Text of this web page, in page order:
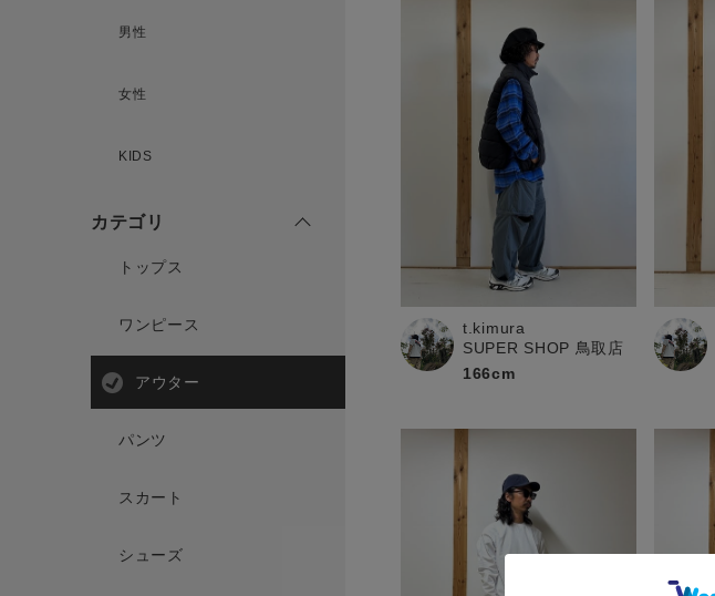
男性
女性
KIDS
カテゴリ
トップス
ワンピース
アウター
パンツ
スカート
シューズ
t.kimura
SUPER SHOP 鳥取店
166cm